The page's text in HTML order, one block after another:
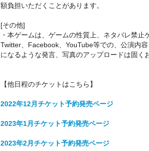
額負担いただくことがあります。
[その他]
・本ゲームは、ゲームの性質上、ネタバレ禁止
Twitter、Facebook、YouTube等での、公演内
になるような発言、写真のアップロードは固く
【他日程のチケットはこちら】
2022年12月チケット予約発売ページ
2023年1月チケット予約発売ページ
2023年2月チケット予約発売ページ